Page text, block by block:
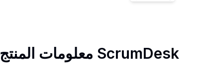
ScrumDesk معلومات المنتج